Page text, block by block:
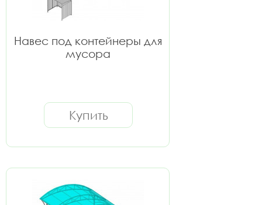
Навес под контейнеры для
мусора
Купить